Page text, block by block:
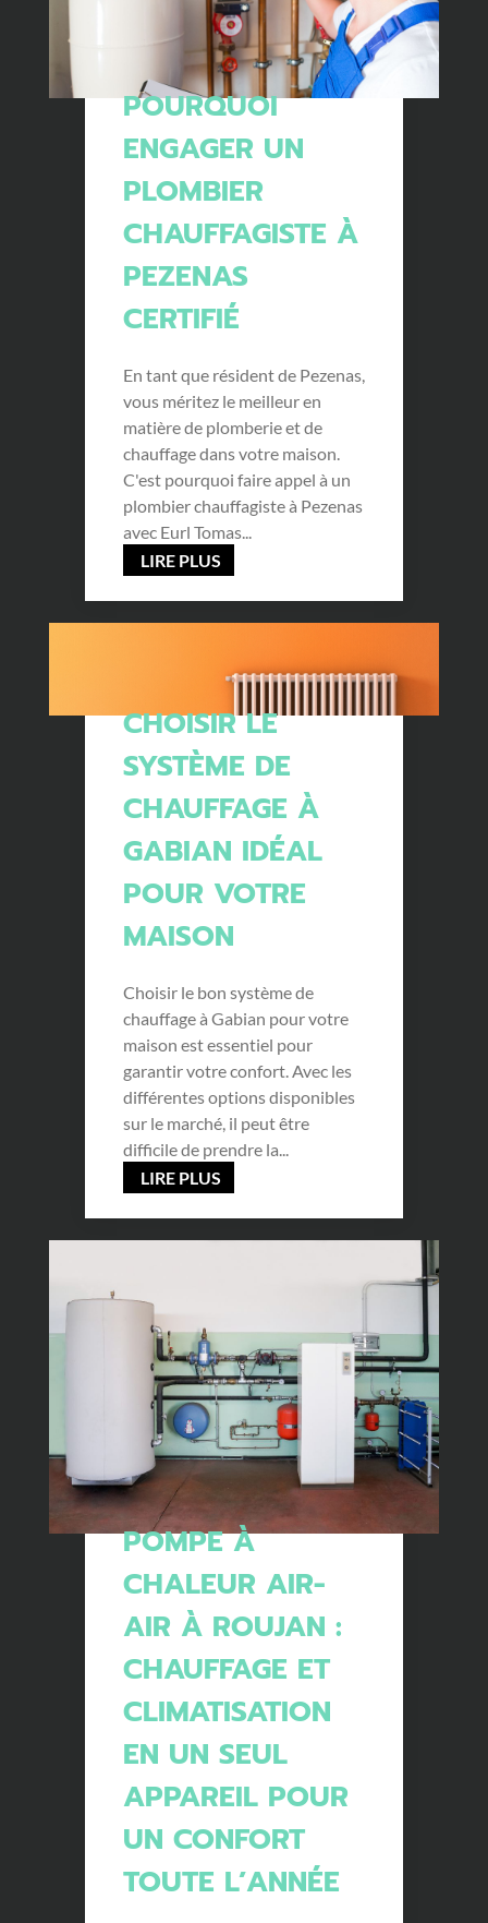
POURQUOI
ENGAGER UN
PLOMBIER
CHAUFFAGISTE À
PEZENAS
CERTIFIÉ
En tant que résident de Pezenas,
vous méritez le meilleur en
matière de plomberie et de
chauffage dans votre maison.
C'est pourquoi faire appel à un
plombier chauffagiste à Pezenas
avec Eurl Tomas...
LIRE PLUS
CHOISIR LE
SYSTÈME DE
CHAUFFAGE À
GABIAN IDÉAL
POUR VOTRE
MAISON
Choisir le bon système de
chauffage à Gabian pour votre
maison est essentiel pour
garantir votre confort. Avec les
différentes options disponibles
sur le marché, il peut être
difficile de prendre la...
LIRE PLUS
POMPE À
CHALEUR AIR-
AIR À ROUJAN :
CHAUFFAGE ET
CLIMATISATION
EN UN SEUL
APPAREIL POUR
UN CONFORT
TOUTE L’ANNÉE